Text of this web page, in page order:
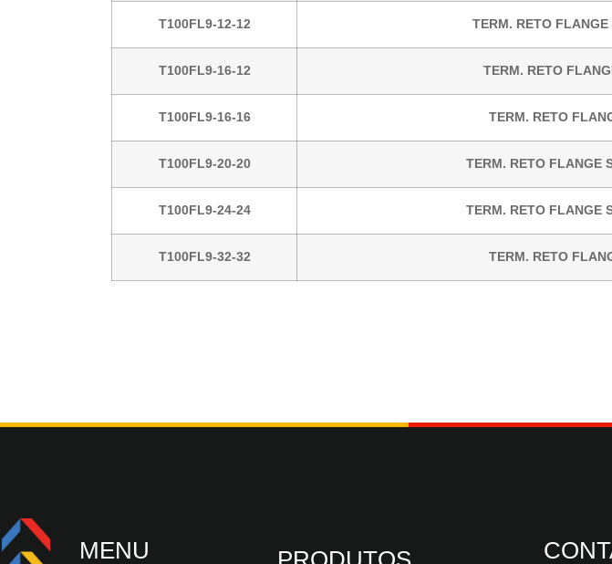
T100FL9-12-12 TERM. RETO
T100FL9-16-12 TERM. RETO
T100FL9-16-16 TERM. RETO
T100FL9-20-20 TERM. RETO FLANGE
T100FL9-24-24 TERM. RETO FLANGE
T100FL9-32-32 TERM. RETO
MENU